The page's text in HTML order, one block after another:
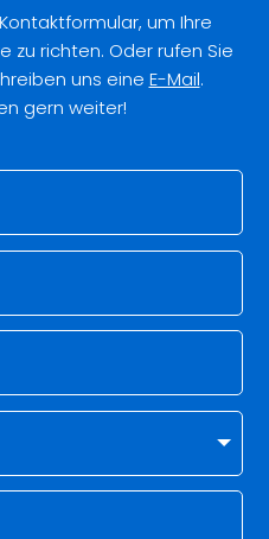
um Ihre
zu richten. Oder rufen Sie
uns eine E-Mail.
gern weiter!